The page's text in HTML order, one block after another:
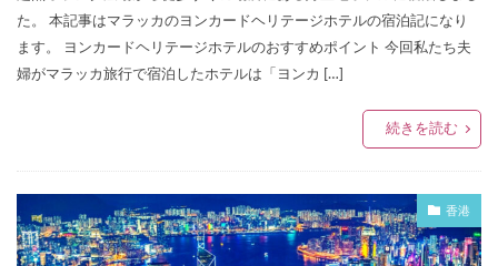
た。 本記事はマラッカのヨンカードヘリテージホテルの宿泊記になり
ます。 ヨンカードヘリテージホテルのおすすめポイント 今回私たち夫
婦がマラッカ旅行で宿泊したホテルは「ヨンカ […]
続きを読む
香港